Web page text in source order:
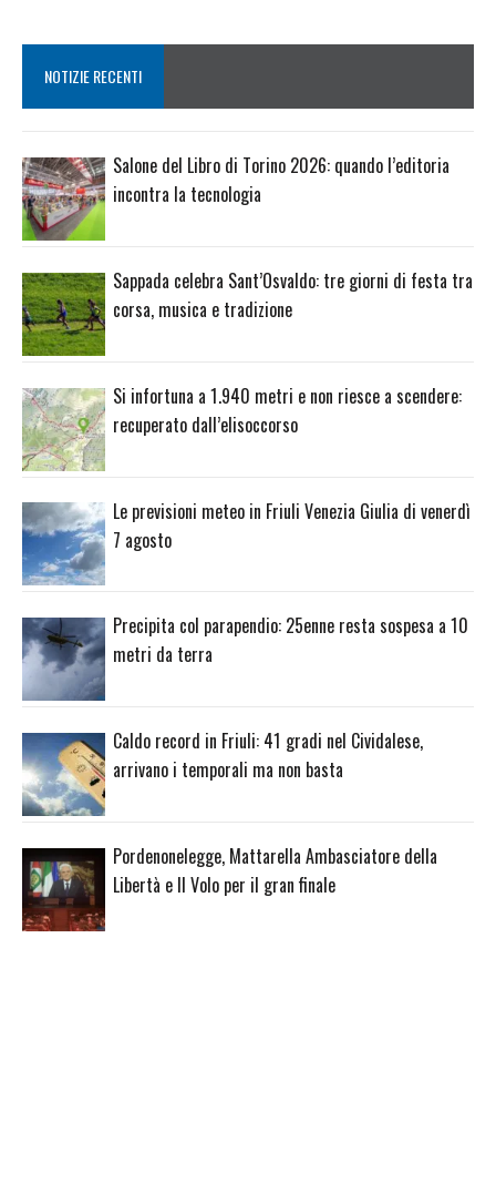
NOTIZIE RECENTI
Salone del Libro di Torino 2026: quando l’editoria
incontra la tecnologia
Sappada celebra Sant’Osvaldo: tre giorni di festa tra
corsa, musica e tradizione
Si infortuna a 1.940 metri e non riesce a scendere:
recuperato dall’elisoccorso
Le previsioni meteo in Friuli Venezia Giulia di venerdì
7 agosto
Precipita col parapendio: 25enne resta sospesa a 10
metri da terra
Caldo record in Friuli: 41 gradi nel Cividalese,
arrivano i temporali ma non basta
Pordenonelegge, Mattarella Ambasciatore della
Libertà e Il Volo per il gran finale